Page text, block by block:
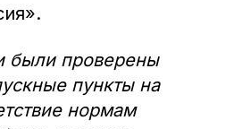
были проверены
пункты на
нормам